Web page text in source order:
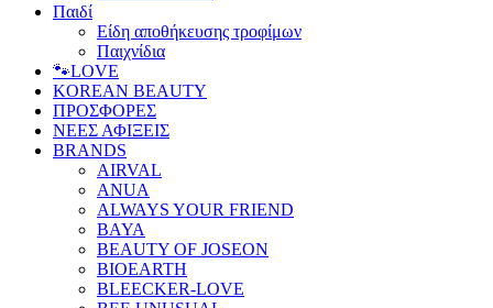
Παιδί
Είδη αποθήκευσης τροφίμων
Παιχνίδια
🐾LOVE
KOREAN BEAUTY
ΠΡΟΣΦΟΡΕΣ
ΝΕΕΣ ΑΦΙΞΕΙΣ
BRANDS
AIRVAL
ANUA
ALWAYS YOUR FRIEND
BAYA
BEAUTY OF JOSEON
BIOEARTH
BLEECKER-LOVE